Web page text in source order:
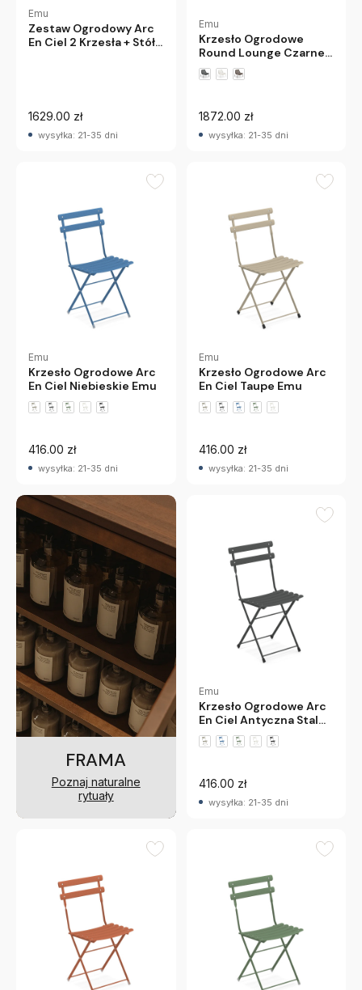
Emu
Zestaw Ogrodowy Arc
En Ciel 2 Krzesła + Stół
1629.00 zł
wysyłka: 21-35 dni
Emu
Krzesło Ogrodowe
Round Lounge Czarne
Emu
1872.00 zł
wysyłka: 21-35 dni
Emu
Krzesło Ogrodowe Arc
En Ciel Niebieskie Emu
416.00 zł
wysyłka: 21-35 dni
Emu
Krzesło Ogrodowe Arc
En Ciel Taupe Emu
416.00 zł
wysyłka: 21-35 dni
FRAMA
Poznaj naturalne
rytuały
Emu
Krzesło Ogrodowe Arc
En Ciel Antyczna Stal
Emu
416.00 zł
wysyłka: 21-35 dni